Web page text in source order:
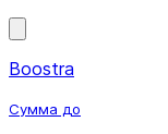
Boostra
Сумма до